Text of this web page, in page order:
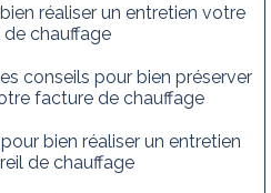
réaliser un entretien votre
de chauffage
conseils pour bien préserver
facture de chauffage
bien réaliser un entretien
de chauffage